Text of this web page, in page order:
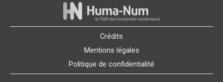
Crédits
Mentions légales
Politique de confidentialité